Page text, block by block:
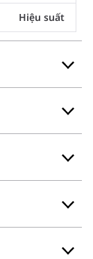
Hiệu suất